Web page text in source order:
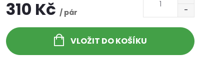
310 Kč / pár
VLOŽIT DO KOŠÍKU